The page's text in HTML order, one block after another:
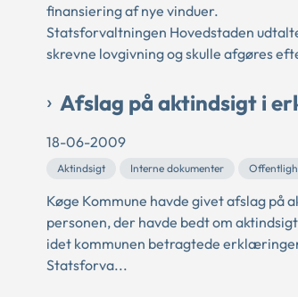
finansiering af nye vinduer.
Statsforvaltningen Hovedstaden
skrevne lovgivning og skulle afgøres
Afslag på aktindsigt i
18-06-2009
Aktindsigt Interne dokumenter
Køge Kommune havde givet afslag
personen, der havde bedt om
idet kommunen betragtede
Statsforva...